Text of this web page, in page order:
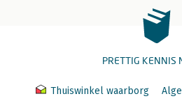
PRETTIG KENNIS
Thuiswinkel waarborg